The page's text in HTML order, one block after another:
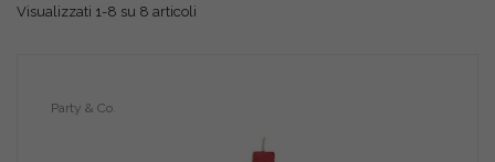
Visualizzati 1-8 su 8 articoli
Party & Co.